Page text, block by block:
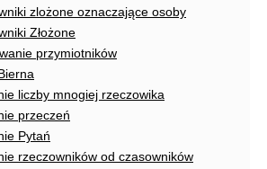
zlożone oznaczające osoby
Złożone
przymiotników
liczby mnogiej rzeczowika
przeczeń
Pytań
rzeczowników od czasowników